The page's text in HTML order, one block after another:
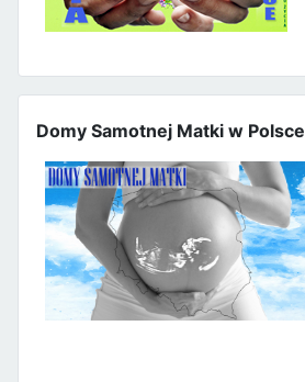
Domy Samotnej Matki w Polsce